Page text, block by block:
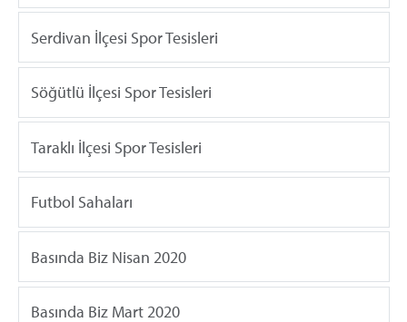
Serdivan İlçesi Spor Tesisleri
Söğütlü İlçesi Spor Tesisleri
Taraklı İlçesi Spor Tesisleri
Futbol Sahaları
Basında Biz Nisan 2020
Basında Biz Mart 2020